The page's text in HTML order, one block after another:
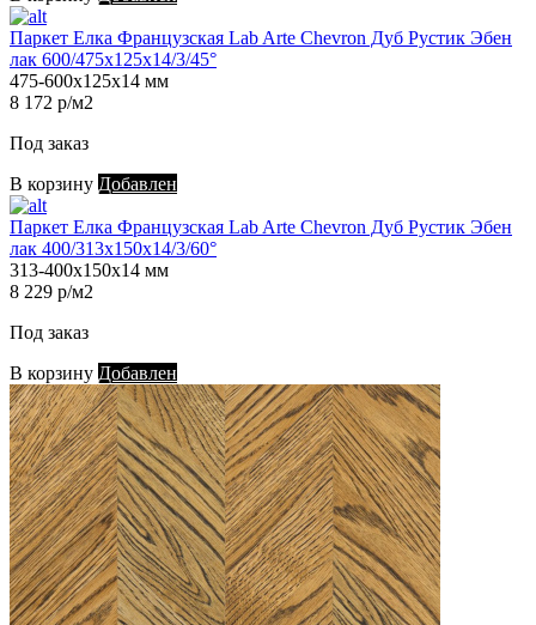
Паркет Елка Французская Lab Arte Chevron Дуб Рустик Эбен
лак 600/475х125х14/3/45°
475-600х125х14 мм
8 172 р/м2
Под заказ
В корзину Добавлен
Паркет Елка Французская Lab Arte Chevron Дуб Рустик Эбен
лак 400/313х150х14/3/60°
313-400х150х14 мм
8 229 р/м2
Под заказ
В корзину Добавлен